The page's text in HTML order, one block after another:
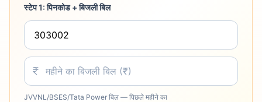
स्टेप 1: पिनकोड + बिजली बिल
JVVNL/BSES/Tata Power बिल — पिछले महीने का